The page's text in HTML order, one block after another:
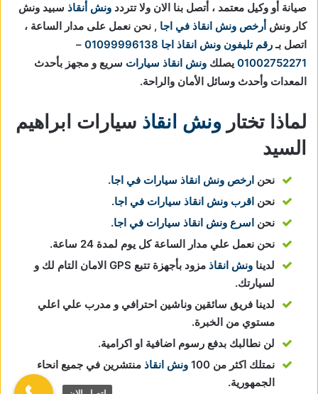
صيانة أو وكيل معتمد ، أتصل بنا الان ولا تتردد ونش أنقاذ سبيد ونش
كار ونش أرخص ونش انقاذ في اجا , نحن نعمل على مدار الساعة ،
اتصل بـرقم تليفون ونش انقاذ اجا 01099996138
–
01002752271 يصلك ونش انقاذ سيارات سريع و مجهز بأحدث
المعدات وأحدث وسائل الأمان والراحة.
لماذا تختار ونش انقاذ سيارات ابراهيم
السيد
نحن ارخص ونش انقاذ سيارات في اجا.
نحن اقرب ونش انقاذ سيارات في اجا.
نحن اسرع ونش انقاذ سيارات في اجا.
نحن نعمل علي مدار الساعة كل يوم لمدة 24 ساعة.
لدينا ونش انقاذ
مزود بأجهزة تتبع GPS الامان التام لك و
لسيارتك.
لدينا فريق سائقين وناشين احترافي و مدرب علي اعلي
مستوي من الخبرة.
لن نطالبك بدفع رسوم اضافية او اكرامية.
نمتلك اكثر من 100
ونش انقاذ منتشرين في جميع انحاء
الجمهورية.